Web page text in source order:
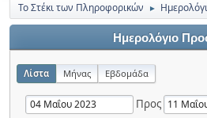
Το Στέκι των Πληροφορικών ►
Ημερολόγιο
Λίστα Μήνας Εβδομάδα
Προς